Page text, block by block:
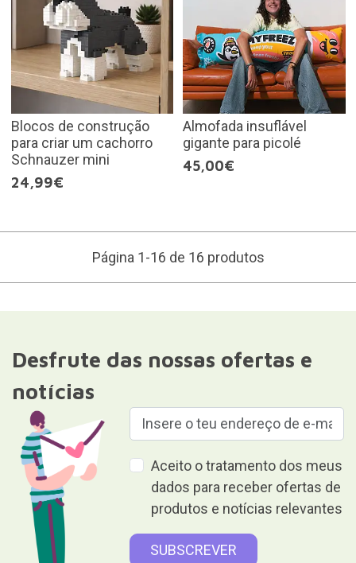
Blocos de construção
para criar um cachorro
Schnauzer mini
24,99€
Almofada insuflável
gigante para picolé
45,00€
Página 1-16 de 16 produtos
Desfrute das nossas ofertas e
notícias
Aceito o tratamento dos meus
dados para receber ofertas de
produtos e notícias relevantes